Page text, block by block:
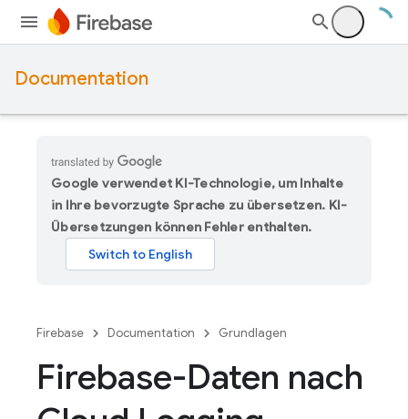
Documentation
Google verwendet KI-Technologie, um Inhalte
in Ihre bevorzugte Sprache zu übersetzen. KI-
Übersetzungen können Fehler enthalten.
Firebase Documentation Grundlagen
Firebase-Daten nach